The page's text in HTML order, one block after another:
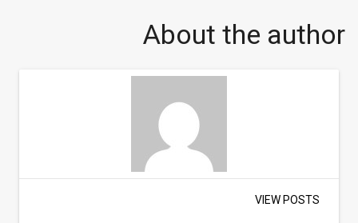
About the author
VIEW POSTS